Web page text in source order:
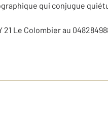
qui conjugue
Le Colombier au